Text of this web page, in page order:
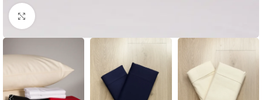
Click para agrandar